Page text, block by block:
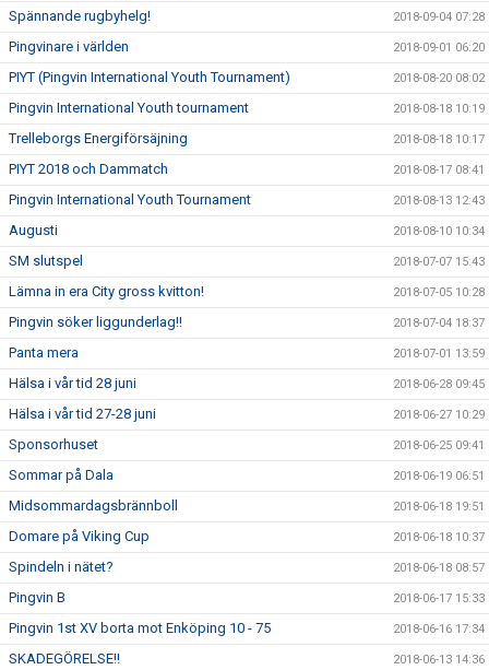
Spännande rugbyhelg! 2018-09-04 07:28
Pingvinare i världen 2018-09-01 06:20
PIYT (Pingvin International Youth Tournament) 2018-08-20 08:02
Pingvin International Youth tournament 2018-08-18 10:19
Trelleborgs Energiförsäjning 2018-08-18 10:17
PIYT 2018 och Dammatch 2018-08-17 08:41
Pingvin International Youth Tournament 2018-08-13 12:43
Augusti 2018-08-10 10:34
SM slutspel 2018-07-07 15:43
Lämna in era City gross kvitton! 2018-07-05 10:28
Pingvin söker liggunderlag!! 2018-07-04 18:37
Panta mera 2018-07-01 13:59
Hälsa i vår tid 28 juni 2018-06-28 09:45
Hälsa i vår tid 27-28 juni 2018-06-27 10:29
Sponsorhuset 2018-06-25 09:41
Sommar på Dala 2018-06-19 06:51
Midsommardagsbrännboll 2018-06-18 19:51
Domare på Viking Cup 2018-06-18 10:37
Spindeln i nätet? 2018-06-18 08:57
Pingvin B 2018-06-17 15:33
Pingvin 1st XV borta mot Enköping 10 - 75 2018-06-16 17:34
SKADEGÖRELSE!! 2018-06-13 14:36